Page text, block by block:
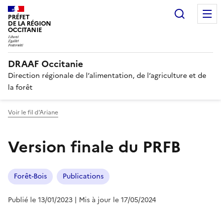
PRÉFET
DE LA RÉGION
OCCITANIE
DRAAF Occitanie
Direction régionale de l’alimentation, de l’agriculture et de
la forêt
Voir le fil d'Ariane
Version finale du PRFB
Forêt-Bois Publications
Publié le 13/01/2023 | Mis à jour le 17/05/2024